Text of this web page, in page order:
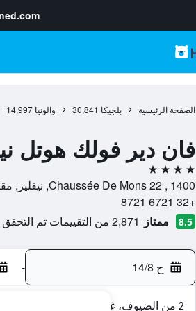
الصفحة الرئيسية بلجيكا 30,841 والونيا 14,997
فان دير فولك هوتل
4 نجوم
Chaussée De Mons 22 , 1400, نيفليز, مقاطعة برابانت والون, بلجيكا
+32 6721 8721
8.5 ممتاز 2,871 من التقييمات تم التحقق منها
ج 14/8 -
2 من الضيوف، غرفة واحدة